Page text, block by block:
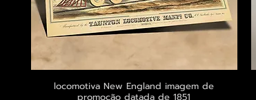
Visualização rápida
locomotiva New England imagem de
promoção datada de 1851